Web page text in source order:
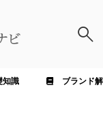
識 ブランド